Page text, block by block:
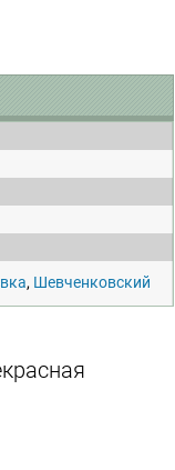
, Шевченковский